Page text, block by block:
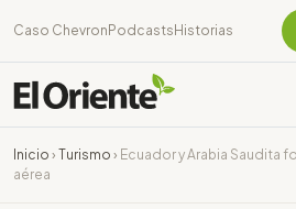
Caso Chevron Podcasts Historias
Inicio › Turismo › Ecuador y Arabia Saudita
aérea